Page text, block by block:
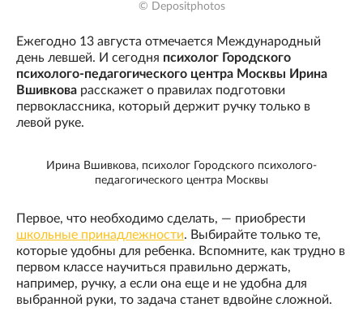
© Depositphotos
Ежегодно 13 августа отмечается Международный
день левшей. И сегодня психолог Городского
психолого-педагогического центра Москвы Ирина
Вшивкова расскажет о правилах подготовки
первоклассника, который держит ручку только в
левой руке.
Ирина Вшивкова, психолог Городского психолого-
педагогического центра Москвы
Первое, что необходимо сделать, — приобрести
школьные принадлежности. Выбирайте только те,
которые удобны для ребенка. Вспомните, как трудно в
первом классе научиться правильно держать,
например, ручку, а если она еще и не удобна для
выбранной руки, то задача станет вдвойне сложной.